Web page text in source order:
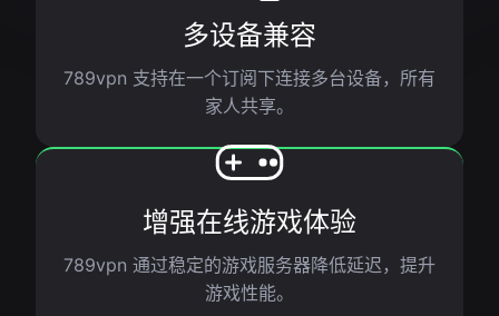
多设备兼容
789vpn 支持在一个订阅下连接多台设备，所有
家人共享。
增强在线游戏体验
789vpn 通过稳定的游戏服务器降低延迟，提升
游戏性能。